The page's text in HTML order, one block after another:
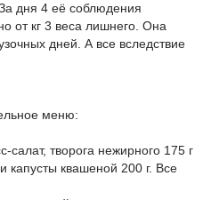
дня 4 её соблюдения
от кг 3 веса лишнего. Она
дней. А все вследствие
меню:
салат, творога нежирного 175 г
капусты квашеной 200 г. Все